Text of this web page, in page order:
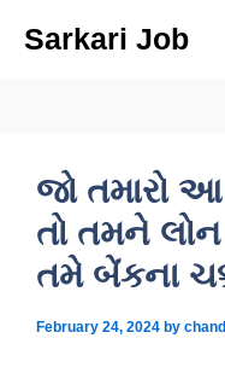
Sarkari Job
જો તમારો
તો તમને
તમે બેંકના
February 24, 2024 by